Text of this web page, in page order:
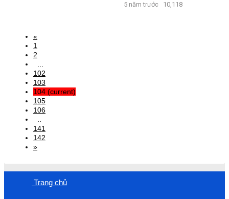
5 năm trước 10,118
«
1
2
...
102
103
104 (current)
105
106
..
141
142
»
Trang chủ